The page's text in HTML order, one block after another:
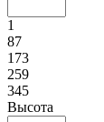
1
87
173
259
345
Высота